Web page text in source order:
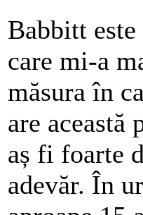
Babbitt
care mi-a
măsura în
are această
aș fi foarte
adevăr. În